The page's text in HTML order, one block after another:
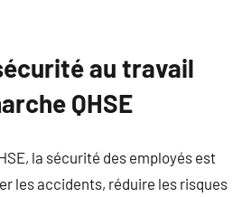
au travail
QHSE
la sécurité des employés est
les accidents, réduire les risques